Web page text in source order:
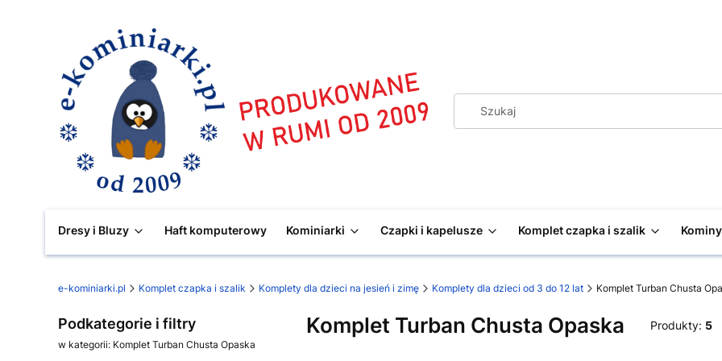
Dresy i Bluzy Haft komputerowy Kominiarki Czapki i kapelusze Komplet czapka i szalik
e-kominiarki.pl Komplet czapka i szalik Komplety dla dzieci na jesień i zimę Komplety dla dzieci od 3 do 12 lat Komplet Turban Chusta
Podkategorie i filtry
w kategorii: Komplet Turban Chusta Opaska
Komplet Turban Chusta Opaska Produkty: 5